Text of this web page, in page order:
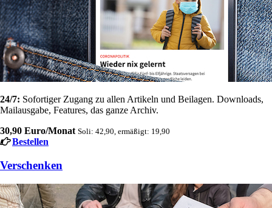
24/7: Sofortiger Zugang zu allen Artikeln und Beilagen. Downloads,
Mailausgabe, Features, das ganze Archiv.
30,90 Euro/Monat Soli: 42,90, ermäßigt: 19,90
Bestellen
Verschenken